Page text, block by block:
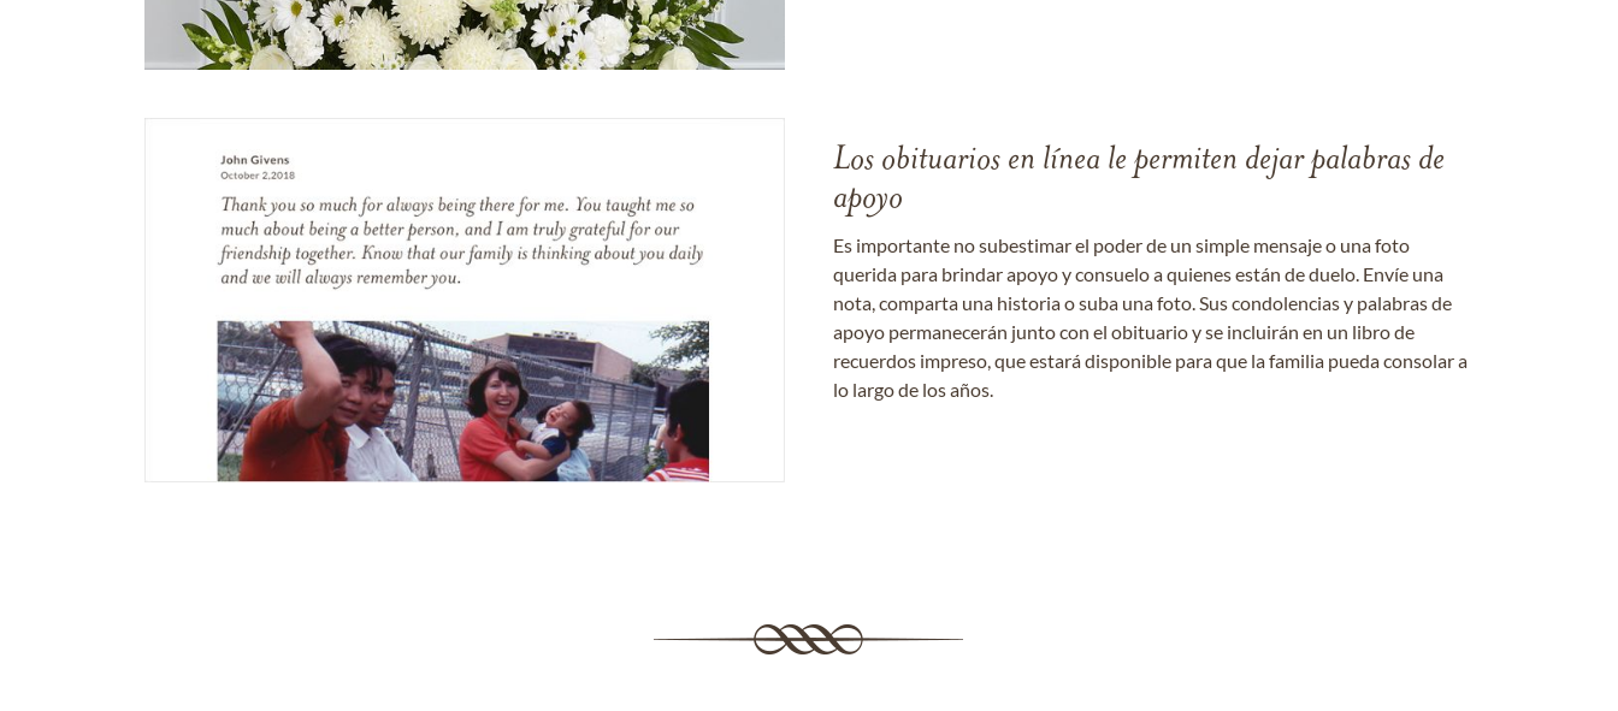
Los obituarios en línea le permiten dejar palabras de
apoyo
Es importante no subestimar el poder de un simple mensaje o una foto
querida para brindar apoyo y consuelo a quienes están de duelo. Envíe una
nota, comparta una historia o suba una foto. Sus condolencias y palabras de
apoyo permanecerán junto con el obituario y se incluirán en un libro de
recuerdos impreso, que estará disponible para que la familia pueda consolar a
lo largo de los años.